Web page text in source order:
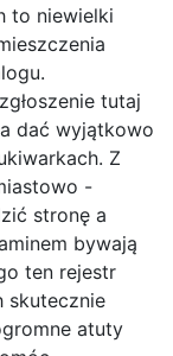
to niewielki
tutaj
dać wyjątkowo
Z
-
stronę a
bywają
ten rejestr
skutecznie
atuty